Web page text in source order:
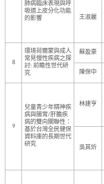
肺病臨床表現與呼
吸道上皮分化功能
的影響
王淑麗
8
環境荷爾蒙與成人
常見慢性疾病之探
討: 前瞻性世代研
究
蘇盈豪
陳保中
9
兒童青少年精神疾
病與腸胃/肝膽疾
病的雙向關聯性：
基於台灣全民健保
資料庫的長期世代
研究
林建亨
吳其炘